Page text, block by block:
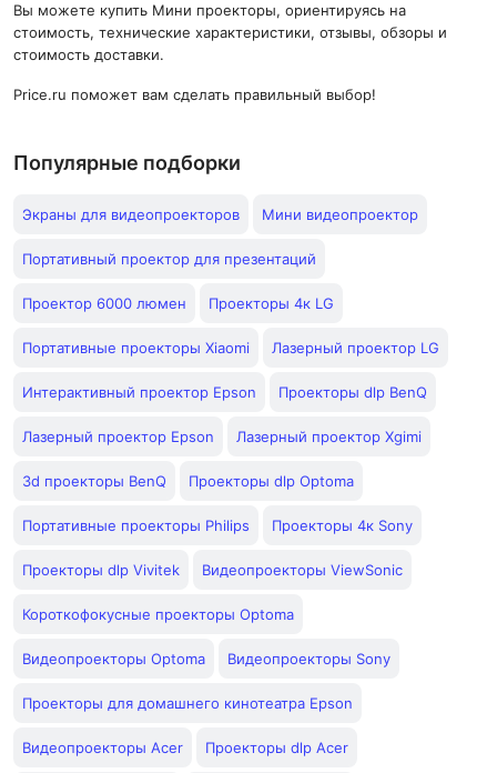
Вы можете купить Мини проекторы, ориентируясь на
стоимость, технические характеристики, отзывы, обзоры и
стоимость доставки.
Price.ru поможет вам сделать правильный выбор!
Популярные подборки
Экраны для видеопроекторов Мини видеопроектор
Портативный проектор для презентаций
Проектор 6000 люмен Проекторы 4к LG
Портативные проекторы Xiaomi Лазерный проектор LG
Интерактивный проектор Epson Проекторы dlp BenQ
Лазерный проектор Epson Лазерный проектор Xgimi
3d проекторы BenQ Проекторы dlp Optoma
Портативные проекторы Philips Проекторы 4к Sony
Проекторы dlp Vivitek Видеопроекторы ViewSonic
Короткофокусные проекторы Optoma
Видеопроекторы Optoma Видеопроекторы Sony
Проекторы для домашнего кинотеатра Epson
Видеопроекторы Acer Проекторы dlp Acer